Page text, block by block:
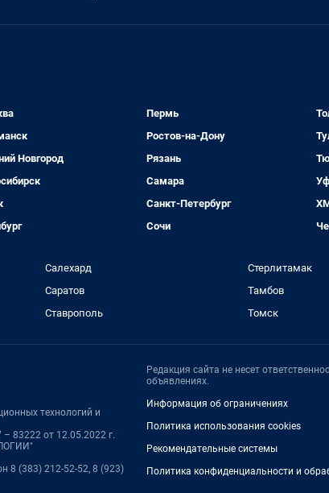
Новгород
Пермь
Ростов-на-Дону
Рязань
Самара
Санкт-Петербург
Сочи
Салехард
Саратов
Ставрополь
Стерлитамак
Тамбов
Томск
технологий и
83222 от 12.05.2022 г.
8 (383) 212-52-52, 8 (923)
Редакция сайта не несет
объявлениях.
Информация об ограничениях
Политика использования cookies
Рекомендательные системы
Политика конфиденциальности и